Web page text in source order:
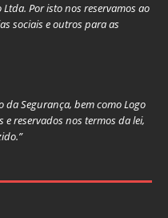
Por isto nos reservamos ao
sociais e outros para as
da Segurança, bem como Logo
reservados nos termos da lei,